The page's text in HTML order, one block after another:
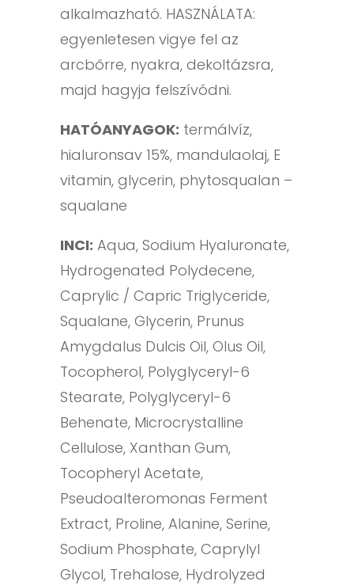
alkalmazható. HASZNÁLATA:
egyenletesen vigye fel az
arcbőrre, nyakra, dekoltázsra,
majd hagyja felszívódni.
HATÓANYAGOK: termálvíz,
hialuronsav 15%, mandulaolaj, E
vitamin, glycerin, phytosqualan –
squalane
INCI: Aqua, Sodium Hyaluronate,
Hydrogenated Polydecene,
Caprylic / Capric Triglyceride,
Squalane, Glycerin, Prunus
Amygdalus Dulcis Oil, Olus Oil,
Tocopherol, Polyglyceryl-6
Stearate, Polyglyceryl-6
Behenate, Microcrystalline
Cellulose, Xanthan Gum,
Tocopheryl Acetate,
Pseudoalteromonas Ferment
Extract, Proline, Alanine, Serine,
Sodium Phosphate, Caprylyl
Glycol, Trehalose, Hydrolyzed